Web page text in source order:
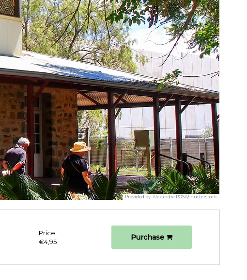
Provided by:Alexandre.ROSA/shutterstock
Price
€4,95
Purchase